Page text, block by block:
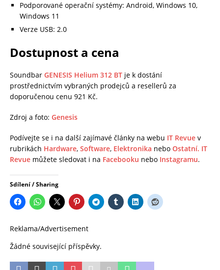
Podporované operační systémy: Android, Windows 10,
Windows 11
Verze USB: 2.0
Dostupnost a cena
Soundbar GENESIS Helium 312 BT je k dostání
prostřednictvím vybraných prodejců a resellerů za
doporučenou cenu 921 Kč.
Zdroj a foto: Genesis
Podívejte se i na další zajímavé články na webu IT Revue v
rubrikách Hardware, Software, Elektronika nebo Ostatní. IT
Revue můžete sledovat i na Facebooku nebo Instagramu.
Sdílení / Sharing
Reklama/Advertisement
Žádné související příspěvky.